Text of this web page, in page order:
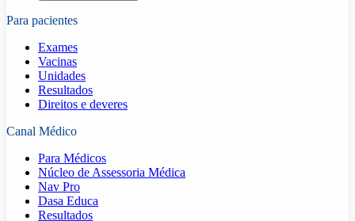
Para pacientes
Exames
Vacinas
Unidades
Resultados
Direitos e deveres
Canal Médico
Para Médicos
Núcleo de Assessoria Médica
Nav Pro
Dasa Educa
Resultados